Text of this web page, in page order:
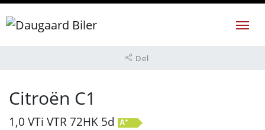
Del
Citroën C1
1,0 VTi VTR 72HK 5d A+